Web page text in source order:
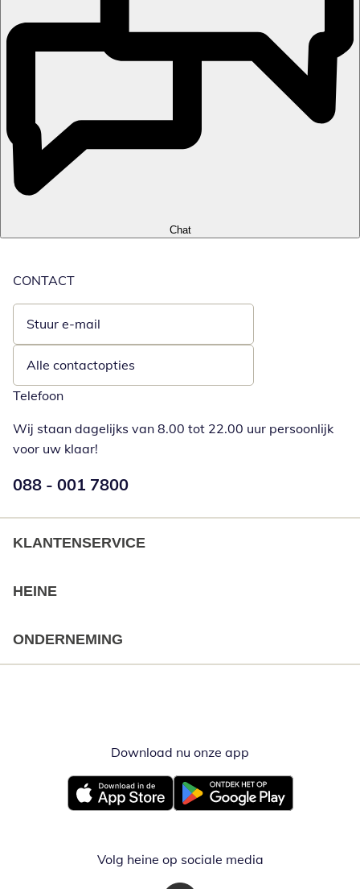
Chat
CONTACT
Stuur e-mail
Opent e-mailclient
Alle contactopties
Telefoon
Wij staan dagelijks van 8.00 tot 22.00 uur persoonlijk
voor uw klaar!
Telefoonnummer:
088 - 001 7800
KLANTENSERVICE
HEINE
ONDERNEMING
Download nu onze app
Opent in nieuw vensterOpent in nieuw venster
Volg heine op sociale media